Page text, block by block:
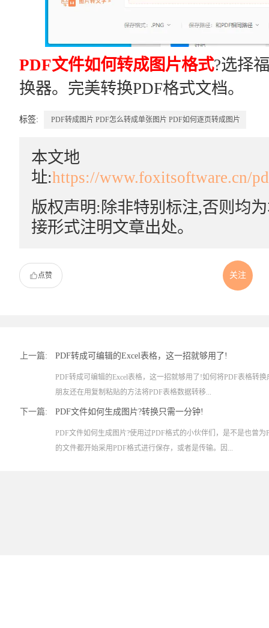
PDF文件如何转成图片格式?选择
换器。完美转换PDF格式文档。
标签: PDF转成图片 PDF怎么转成单张图片 PDF如何逐页转成图片
本文地
址:https://www.foxitsoftware.cn/
版权声明:除非特别标注,否则均
接形式注明文章出处。
点赞 关注
上一篇: PDF转成可编辑的Excel表格，这一招就够用了!
PDF转成可编辑的Excel表格，这一招就够用了!如何将PDF表格转
朋友还在用复制粘贴的方法将PDF表格数据转移...
下一篇: PDF文件如何生成图片?转换只需一分钟!
PDF文件如何生成图片?使用过PDF格式的小伙伴们，是不是也曾
的文件都开始采用PDF格式进行保存，或者是传输。因...